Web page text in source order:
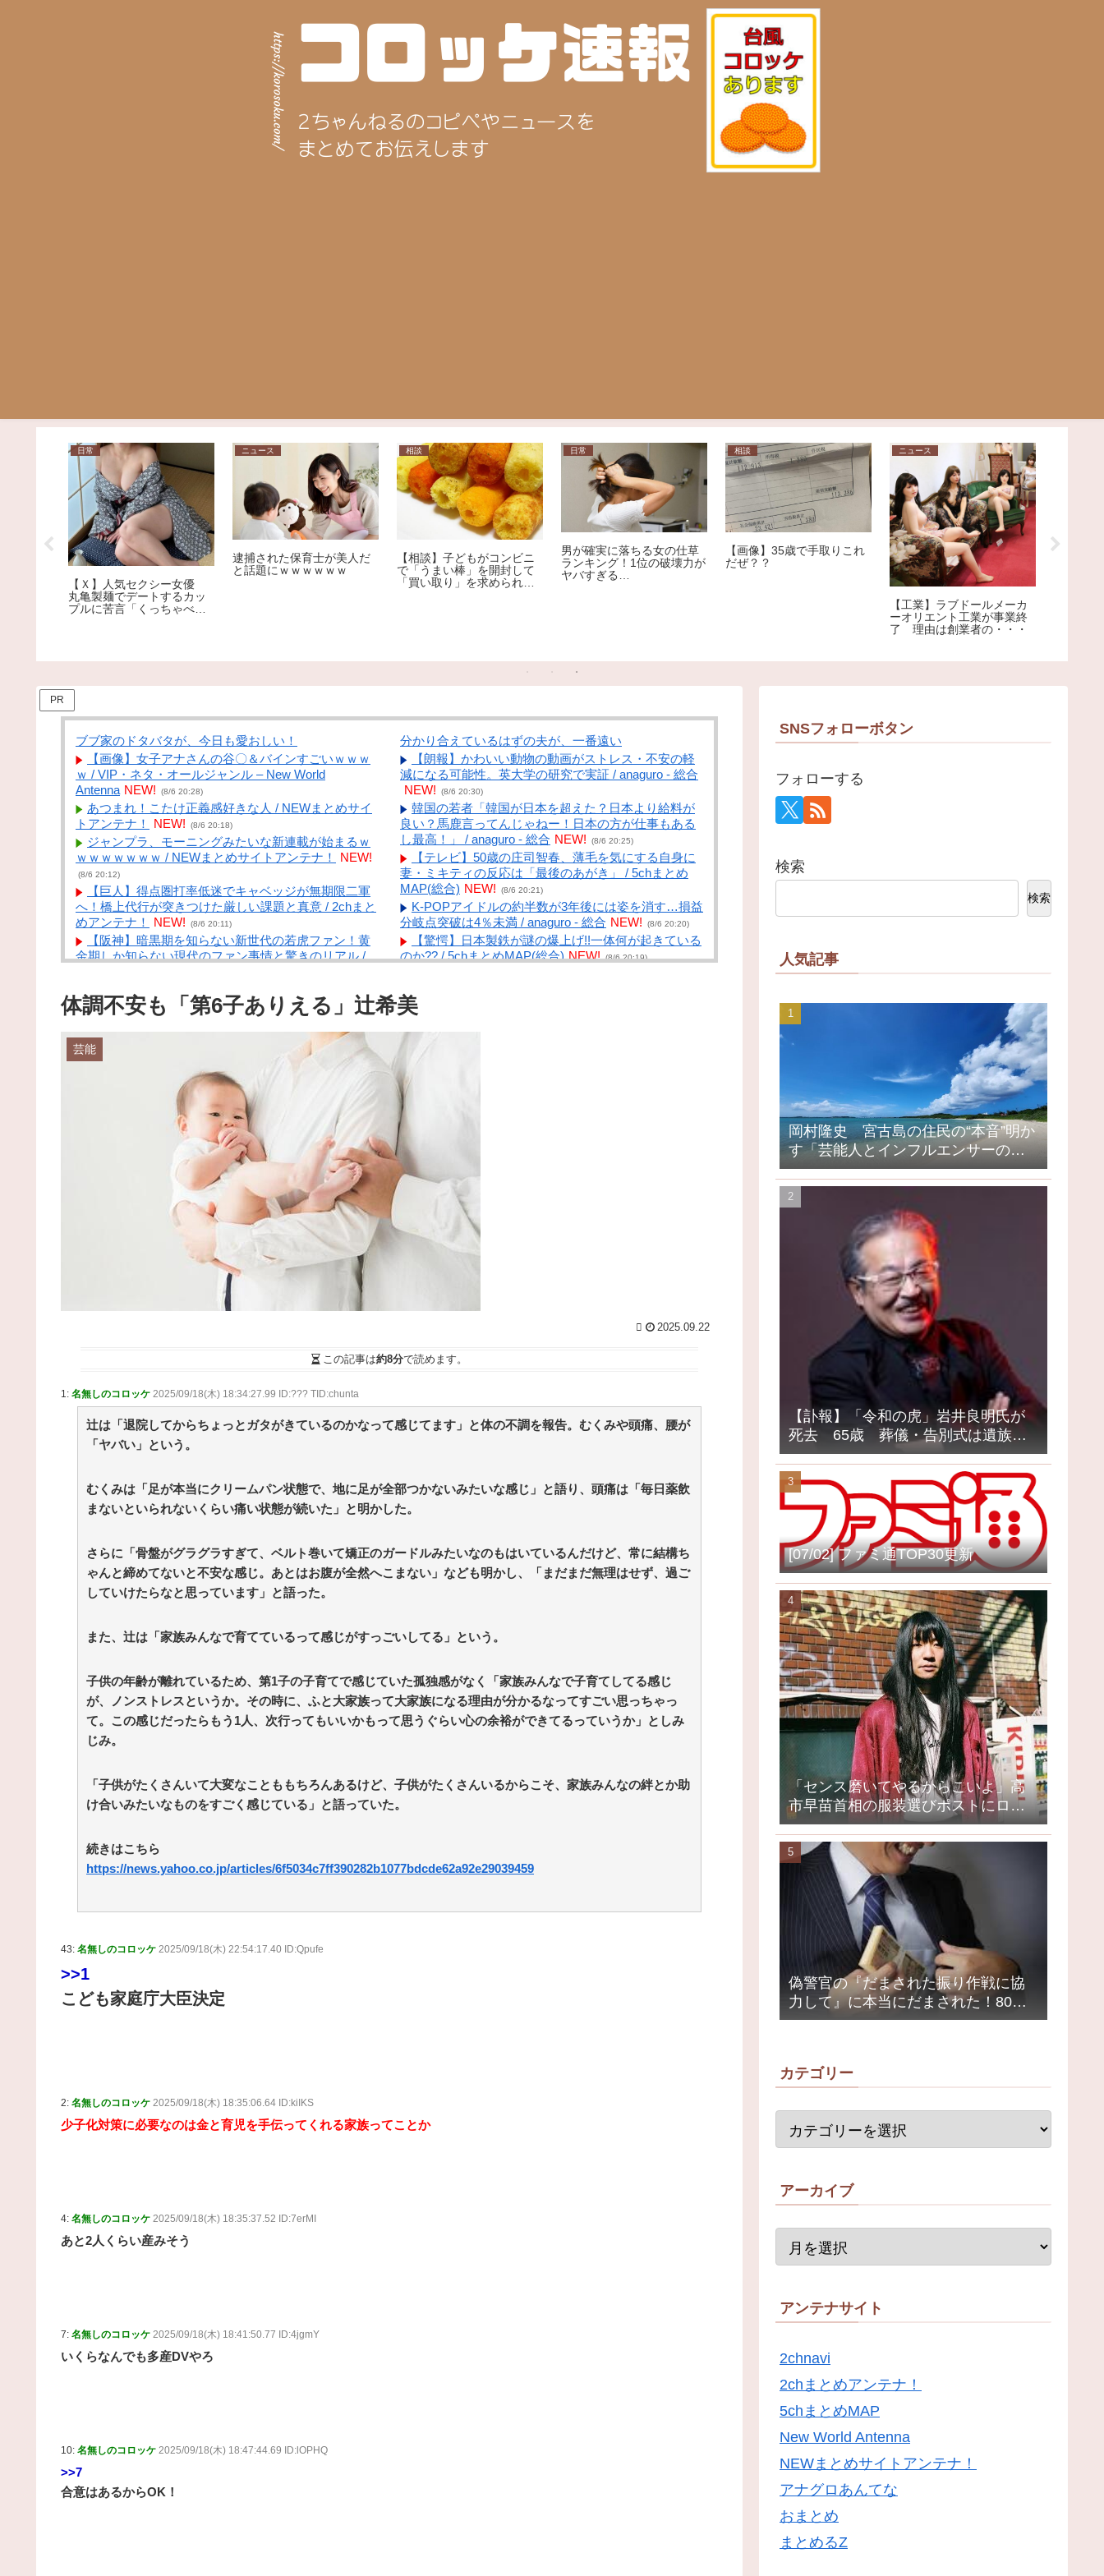
日常
【Ｘ】人気セクシー女優
丸亀製麺でデートするカッ
プルに苦言「くっちゃべる
ニュース
逮捕された保育士が美人だ
と話題にｗｗｗｗｗｗ
相談
【相談】子どもがコンビニ
で「うまい棒」を開封して
「買い取り」を求められま
日常
男が確実に落ちる女の仕草
ランキング！1位の破壊力が
ヤバすぎる…
相談
【画像】35歳で手取りこれ
だぜ？？
ニュース
【工業】ラブドールメーカ
ーオリエント工業が事業終
了 理由は創業者の・・・
PR
ブブ家のドタバタが、今日も愛おしい！
【画像】女子アナさんの谷〇＆バインすごいｗｗｗ
ｗ / VIP・ネタ・オールジャンル – New World
Antenna NEW! (8/6 20:28)
あつまれ！こたけ正義感好きな人 / NEWまとめサイ
トアンテナ！
NEW! (8/6 20:18)
ジャンプラ、モーニングみたいな新連載が始まるｗ
ｗｗｗｗｗｗｗ / NEWまとめサイトアンテナ！
NEW!
(8/6 20:12)
【巨人】得点圏打率低迷でキャベッジが無期限二軍
へ！橋上代行が突きつけた厳しい課題と真意 / 2chまと
めアンテナ！
NEW! (8/6 20:11)
【阪神】暗黒期を知らない新世代の若虎ファン！黄
金期しか知らない現代のファン事情と驚きのリアル /
首位キープ １２年ぶりの初回７得点でリードを守り
切る ガルシアが２戦連発 大竹は６月以来の４勝目 /
2chまとめアンテナ！
6月以降のヤクルトスワローズ 13勝33敗 / 2chまと
(8/6 20:11)
【警告】医師『”これ”飲んでる人、肝臓がフォアグラ
化します･････。』⇒！ / NEWまとめサイトアンテ
(8/6 20:05)
映画好きの雑談 / NEWまとめサイトアンテナ！
悪の組織にちんぽ怪人に改造されたやる夫のお話
NEW! (8/6 20:04)
やる夫はマジカルチンポで生き抜かないといけない
ようです 小話「良家のお嬢様がこんな格好を無意識
NEW! (8/6 20:04)
【アニメ】『ヤニねこ』の喫煙や覚醒剤の注射シー
ン、青少年への影響をめぐってBPOで問題視「社会的
な問題になっている時に紛らわしいことをするな」 /
【悲報】友達とロイヤルホストに行った息子、絶望
【画像】本田望結の妹、姉より暴力的なお乳をして
しまうwwwwww / NEWまとめサイトアンテナ！ NEW!
(8/6 20:01)
36歳の彼女と結婚したいのに、家族が猛反対。家族
ドライン
(12/24 07:00)
Powered by livedoor 相互RSS
分かり合えているはずの夫が、一番遠い
【朗報】かわいい動物の動画がストレス・不安の軽
減になる可能性。英大学の研究で実証 / anaguro - 総合
NEW!
(8/6 20:30)
韓国の若者「韓国が日本を超えた？日本より給料が
良い？馬鹿言ってんじゃねー！日本の方が仕事もある
し最高！」 / anaguro - 総合 NEW! (8/6 20:25)
【テレビ】50歳の庄司智春、薄毛を気にする自身に
妻・ミキティの反応は「最後のあがき」 / 5chまとめ
MAP(総合) NEW! (8/6 20:21)
K-POPアイドルの約半数が3年後には姿を消す…損益
分岐点突破は4％未満 / anaguro - 総合 NEW! (8/6 20:20)
【驚愕】日本製鉄が謎の爆上げ!!一体何が起きている
のか?? / 5chまとめMAP(総合) NEW! (8/6 20:19)
合)
ン、青少年への影響をめぐってBPOで問題視「社会的
な問題になっている時に紛らわしいことをするな」 /
5chまとめMAP(総合)
から見に行くんやけどさ・・・ / おまとめアンテナ
めMAP(総合)
【脱衣麻雀】「スーパーリアル麻雀 Venus
Returns」8月27日に発売決定！ / おまとめアンテナ
(8/6 17:35)
焼肉屋で頼むもの / おまとめアンテナ
【競馬】アスコットにいる武豊騎手とルメール騎
手 紹介文おかしくね？ / おまとめアンテナ
体調不安も「第6子ありえる」辻希美
芸能
2025.09.22
この記事は約8分で読めます。
1: 名無しのコロッケ 2025/09/18(木) 18:34:27.99 ID:??? TID:chunta
辻は「退院してからちょっとガタがきているのかなって感じてます」と体の不調を報告。むくみや頭痛、腰が
「ヤバい」という。
むくみは「足が本当にクリームパン状態で、地に足が全部つかないみたいな感じ」と語り、頭痛は「毎日薬飲
まないといられないくらい痛い状態が続いた」と明かした。
さらに「骨盤がグラグラすぎて、ベルト巻いて矯正のガードルみたいなのもはいているんだけど、常に結構ち
ゃんと締めてないと不安な感じ。あとはお腹が全然へこまない」なども明かし、「まだまだ無理はせず、過ご
していけたらなと思っています」と語った。
また、辻は「家族みんなで育てているって感じがすっごいしてる」という。
子供の年齢が離れているため、第1子の子育てで感じていた孤独感がなく「家族みんなで子育てしてる感じ
が、ノンストレスというか。その時に、ふと大家族って大家族になる理由が分かるなってすごい思っちゃっ
て。この感じだったらもう1人、次行ってもいいかもって思うぐらい心の余裕ができてるっていうか」としみ
じみ。
「子供がたくさんいて大変なことももちろんあるけど、子供がたくさんいるからこそ、家族みんなの絆とか助
け合いみたいなものをすごく感じている」と語っていた。
続きはこちら
https://news.yahoo.co.jp/articles/6f5034c7ff390282b1077bdcde62a92e29039459
43: 名無しのコロッケ 2025/09/18(木) 22:54:17.40 ID:Qpufe
>>1
こども家庭庁大臣決定
2: 名無しのコロッケ 2025/09/18(木) 18:35:06.64 ID:kiIKS
少子化対策に必要なのは金と育児を手伝ってくれる家族ってことか
4: 名無しのコロッケ 2025/09/18(木) 18:35:37.52 ID:7erMI
あと2人くらい産みそう
7: 名無しのコロッケ 2025/09/18(木) 18:41:50.77 ID:4jgmY
いくらなんでも多産DVやろ
10: 名無しのコロッケ 2025/09/18(木) 18:47:44.69 ID:lOPHQ
>>7
合意はあるからOK！
SNSフォローボタン
フォローする
検索
検索
人気記事
岡村隆史 宮古島の住民の“本音”明か
す「芸能人とインフルエンサーの島
になってしまったって」
【訃報】「令和の虎」岩井良明氏が
死去 65歳 葬儀・告別式は遺族の
意向で密葬
[07/02] ファミ通TOP30更新
「センス磨いてやるからこいよ」高
市早苗首相の服装選びポストにロッ
クミュージシャンが激怒、ネット大
荒れ
偽警官の『だまされた振り作戦に協
力して』に本当にだまされた！80代
女性1200万円被害
カテゴリー
アーカイブ
アンテナサイト
2chnavi
2chまとめアンテナ！
5chまとめMAP
New World Antenna
NEWまとめサイトアンテナ！
アナグロあんてな
おまとめ
まとめるZ